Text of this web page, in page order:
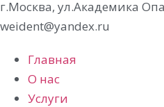
г.Москва, ул.Академика
weident@yandex.ru
Главная
О нас
Услуги